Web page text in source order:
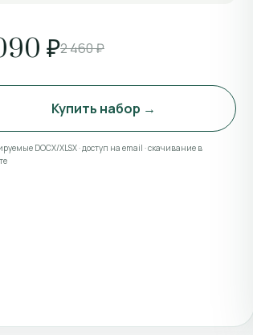
₽2 460 ₽
Купить набор →
DOCX/XLSX · доступ на email · скачивание в